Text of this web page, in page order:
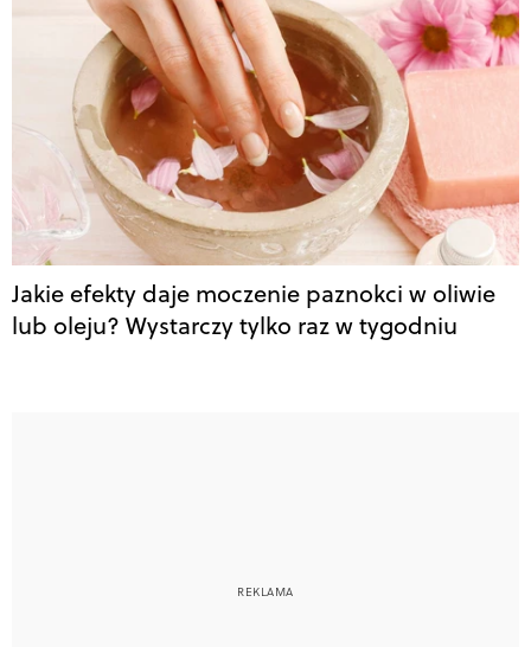
Jakie efekty daje moczenie paznokci w oliwie
lub oleju? Wystarczy tylko raz w tygodniu